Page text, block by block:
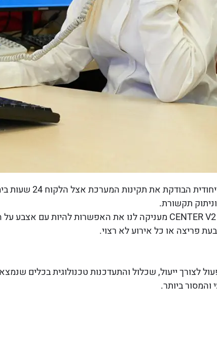
מדובר במערכת
תקשורת.
פריצה או כל אירוע לא רצוי.
לצורך ייעול, שכלול והתעדכנות טכנולוגית בכלים
ביותר.